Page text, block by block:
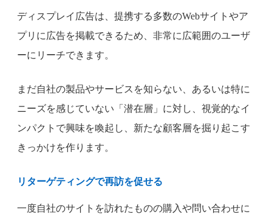
ディスプレイ広告は、提携する多数のWebサイトやア
プリに広告を掲載できるため、非常に広範囲のユーザ
ーにリーチできます。
まだ自社の製品やサービスを知らない、あるいは特に
ニーズを感じていない「潜在層」に対し、視覚的なイ
ンパクトで興味を喚起し、新たな顧客層を掘り起こす
きっかけを作ります。
リターゲティングで再訪を促せる
一度自社のサイトを訪れたものの購入や問い合わせに